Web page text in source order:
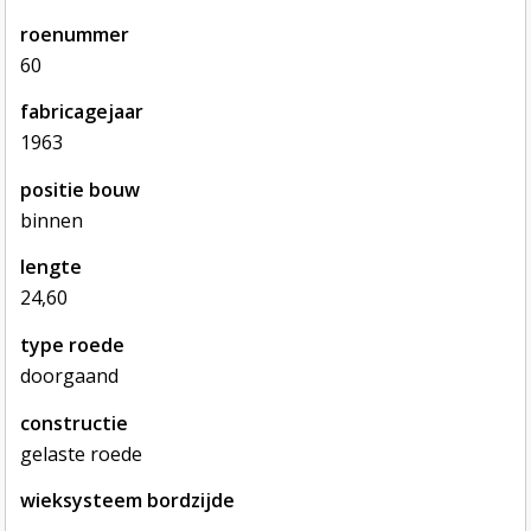
roenummer
60
fabricagejaar
1963
positie bouw
binnen
lengte
24,60
type roede
doorgaand
constructie
gelaste roede
wieksysteem bordzijde